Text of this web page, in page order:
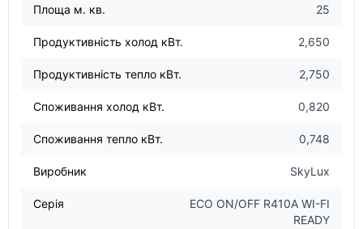
Площа м. кв. 25
Продуктивність холод кВт. 2,650
Продуктивність тепло кВт. 2,750
Споживання холод кВт. 0,820
Споживання тепло кВт. 0,748
Виробник SkyLux
Серія
ECO ON/OFF R410A WI-FI
READY